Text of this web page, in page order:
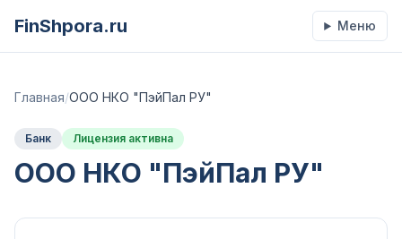
FinShpora.ru Меню
Главная/ООО НКО "ПэйПал РУ"
Банк Лицензия активна
ООО НКО "ПэйПал РУ"